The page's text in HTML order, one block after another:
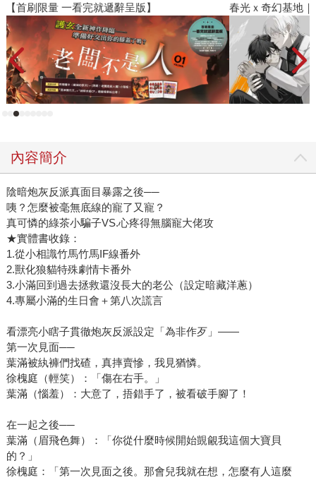
春光ｘ奇幻基地｜全書系展 閱
內容簡介
陰暗炮灰反派真面目暴露之後──
咦？怎麼被毫無底線的寵了又寵？
真可憐的綠茶小騙子VS.心疼得無腦寵大佬攻
★實體書收錄：
1.從小相識竹馬竹馬IF線番外
2.獸化狼貓特殊劇情卡番外
3.小滿回到過去拯救還沒長大的老公（設定暗藏洋蔥）
4.專屬小滿的生日會＋第八次謊言
看漂亮小瞎子貫徹炮灰反派設定「為非作歹」——
第一次見面──
葉滿被紈褲們找碴，真摔賣慘，我見猶憐。
徐槐庭（輕笑）：「傷在右手。」
葉滿（惱羞）：大意了，捂錯手了，被看破手腳了！
在一起之後──
葉滿（眉飛色舞）：「你從什麼時候開始覬覦我這個大寶貝
的？」
徐槐庭：「第一次見面之後。那會兒我就在想，怎麼有人這麼